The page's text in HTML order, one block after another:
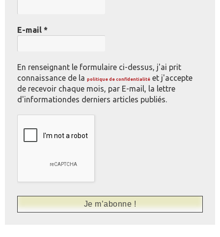
E-mail *
En renseignant le formulaire ci-dessus, j'ai prit
connaissance de la politique de confidentialité et j'accepte
de recevoir chaque mois, par E-mail, la lettre
d'informationdes derniers articles publiés.